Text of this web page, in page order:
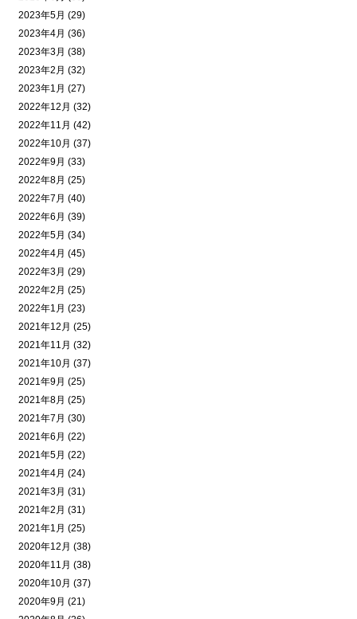
2023年5月 (29)
2023年4月 (36)
2023年3月 (38)
2023年2月 (32)
2023年1月 (27)
2022年12月 (32)
2022年11月 (42)
2022年10月 (37)
2022年9月 (33)
2022年8月 (25)
2022年7月 (40)
2022年6月 (39)
2022年5月 (34)
2022年4月 (45)
2022年3月 (29)
2022年2月 (25)
2022年1月 (23)
2021年12月 (25)
2021年11月 (32)
2021年10月 (37)
2021年9月 (25)
2021年8月 (25)
2021年7月 (30)
2021年6月 (22)
2021年5月 (22)
2021年4月 (24)
2021年3月 (31)
2021年2月 (31)
2021年1月 (25)
2020年12月 (38)
2020年11月 (38)
2020年10月 (37)
2020年9月 (21)